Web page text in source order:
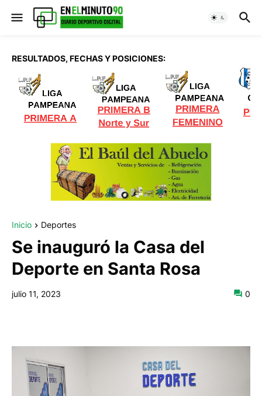
RESULTADOS, FECHAS Y POSICIONES:
Inicio Deportes
Se inauguró la Casa del
Deporte en Santa Rosa
julio 11, 2023 0